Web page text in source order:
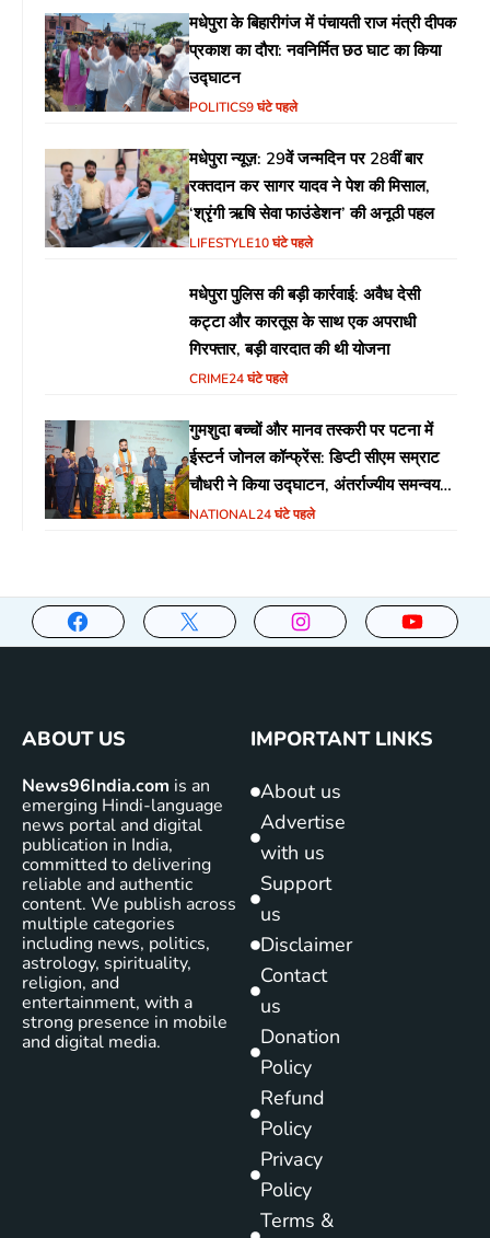
मधेपुरा के बिहारीगंज में पंचायती राज मंत्री दीपक
प्रकाश का दौरा: नवनिर्मित छठ घाट का किया
उद्घाटन
POLITICS9 घंटे पहले
मधेपुरा न्यूज़: 29वें जन्मदिन पर 28वीं बार
रक्तदान कर सागर यादव ने पेश की मिसाल,
‘श्रृंगी ऋषि सेवा फाउंडेशन’ की अनूठी पहल
LIFESTYLE10 घंटे पहले
मधेपुरा पुलिस की बड़ी कार्रवाई: अवैध देसी
कट्टा और कारतूस के साथ एक अपराधी
गिरफ्तार, बड़ी वारदात की थी योजना
CRIME24 घंटे पहले
गुमशुदा बच्चों और मानव तस्करी पर पटना में
ईस्टर्न जोनल कॉन्फ्रेंस: डिप्टी सीएम सम्राट
चौधरी ने किया उद्घाटन, अंतर्राज्यीय समन्वय
पर जोर
NATIONAL24 घंटे पहले
ABOUT US
News96India.com is an
emerging Hindi-language
news portal and digital
publication in India,
committed to delivering
reliable and authentic
content. We publish across
multiple categories
including news, politics,
astrology, spirituality,
religion, and
entertainment, with a
strong presence in mobile
and digital media.
IMPORTANT LINKS
About us
Advertise
with us
Support
us
Disclaimer
Contact
us
Donation
Policy
Refund
Policy
Privacy
Policy
Terms &